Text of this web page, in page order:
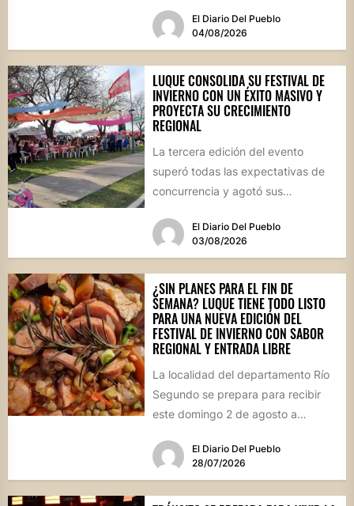
El Diario Del Pueblo
04/08/2026
LUQUE CONSOLIDA SU FESTIVAL DE
INVIERNO CON UN ÉXITO MASIVO Y
PROYECTA SU CRECIMIENTO
REGIONAL
La tercera edición del evento
superó todas las expectativas de
concurrencia y agotó sus
marco, el...El Diario Del Pueblo
03/08/2026
¿SIN PLANES PARA EL FIN DE
SEMANA? LUQUE TIENE TODO LISTO
PARA UNA NUEVA EDICIÓN DEL
FESTIVAL DE INVIERNO CON SABOR
REGIONAL Y ENTRADA LIBRE
La localidad del departamento Río
Segundo se prepara para recibir
este domingo 2 de agosto a
El Diario Del Pueblo
28/07/2026